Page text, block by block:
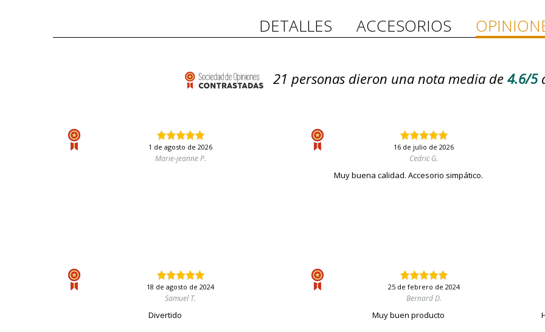
DETALLES ACCESORIOS
21 personas dieron una nota media de4.6/5
1 de agosto de 2026
Marie-jeanne P.
16 de julio de 2026
Cedric G.
Muy buena calidad. Accesorio simpático.
18 de agosto de 2024
Samuel T.
Divertido
25 de febrero de 2024
Bernard D.
Muy buen producto